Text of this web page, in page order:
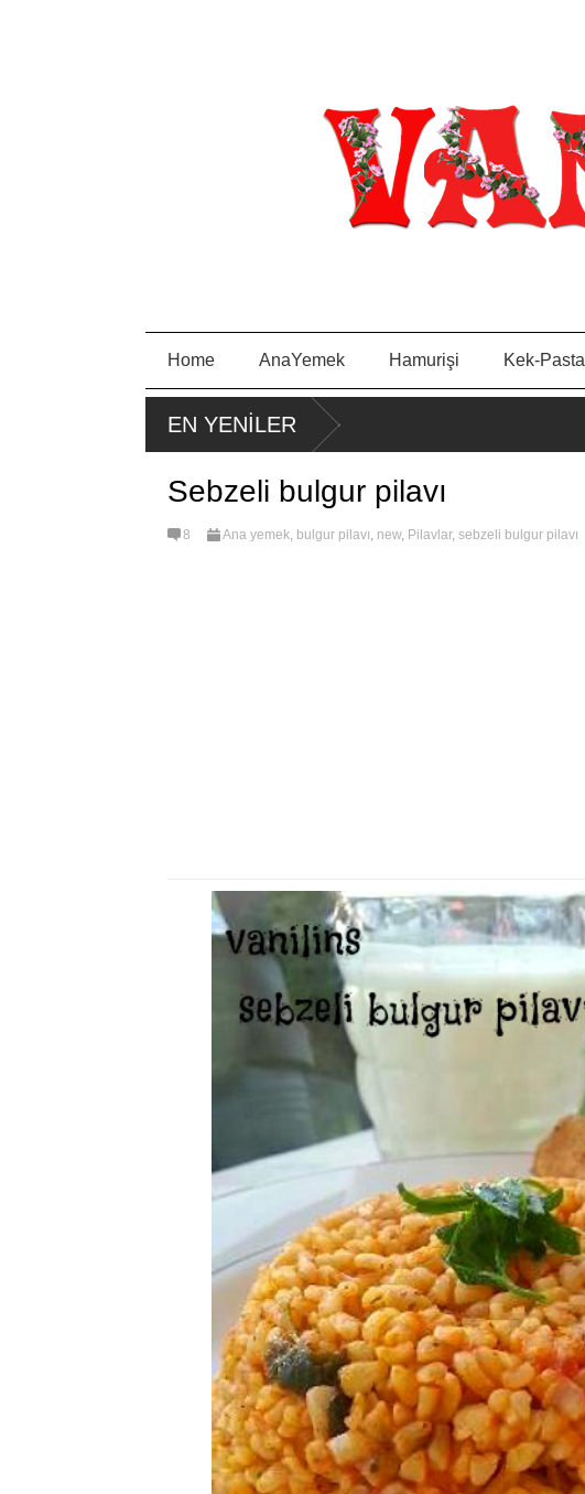
Home AnaYemek Hamurişi Kek-Pasta
EN YENİLER
Sebzeli bulgur pilavı
8 Ana yemek, bulgur pilavı, new, Pilavlar, sebzeli bulgur pilavı